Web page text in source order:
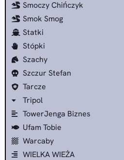
Smoczy Chińczyk
Smok Smog
Statki
Stópki
Szachy
Szczur Stefan
Tarcze
Tripol
TowerJenga Biznes
Ufam Tobie
Warcaby
WIELKA WIEŻA